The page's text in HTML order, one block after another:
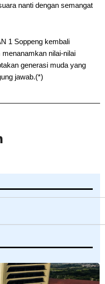
nanti dengan semangat
1 Soppeng kembali
nilai-nilai
generasi muda yang
jawab.(*)